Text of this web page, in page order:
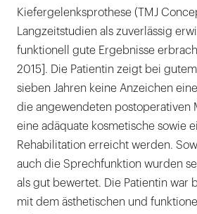
Kiefergelenksprothese (TMJ
Langzeitstudien als zuverlässig
funktionell gute Ergebnisse
2015]. Die Patientin zeigt bei
sieben Jahren keine Anzeichen
die angewendeten postoperativen
eine adäquate kosmetische sowie
Rehabilitation erreicht werden.
auch die Sprechfunktion wurden
als gut bewertet. Die Patientin war
mit dem ästhetischen und